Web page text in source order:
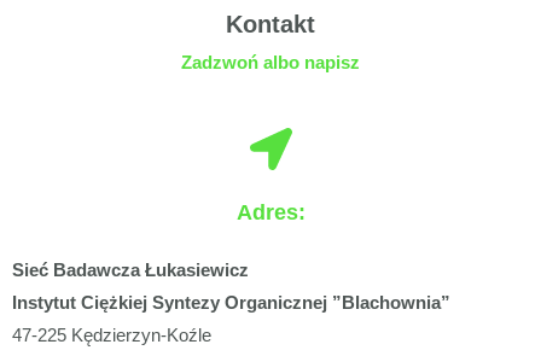
Kontakt
Zadzwoń albo napisz
Adres:
Sieć Badawcza Łukasiewicz
Instytut Ciężkiej Syntezy Organicznej ”Blachownia”
47-225 Kędzierzyn-Koźle